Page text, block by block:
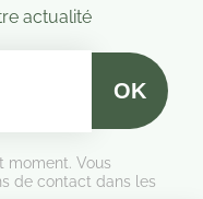
actualité
moment. Vous
de contact dans les